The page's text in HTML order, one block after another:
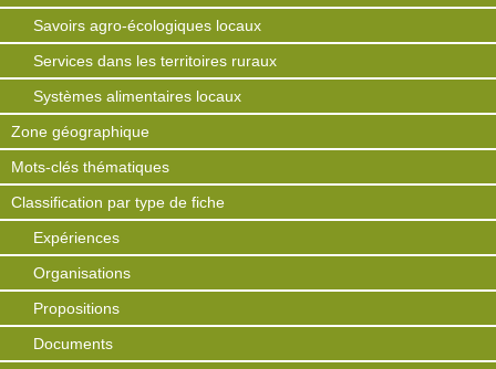
Savoirs agro-écologiques locaux
Services dans les territoires ruraux
Systèmes alimentaires locaux
Zone géographique
Mots-clés thématiques
Classification par type de fiche
Expériences
Organisations
Propositions
Documents